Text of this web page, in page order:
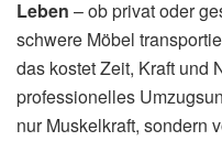
Leben – ob privat oder
schwere Möbel
das kostet Zeit, Kraft und
professionelles
nur Muskelkraft, sondern